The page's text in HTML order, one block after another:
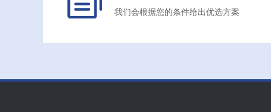
我们会根据您的条件给出优选方案